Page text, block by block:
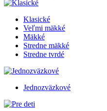
Klasické
Veľmi mäkké
Mäkké
Stredne mäkké
Stredne tvrdé
Jednozväzkové